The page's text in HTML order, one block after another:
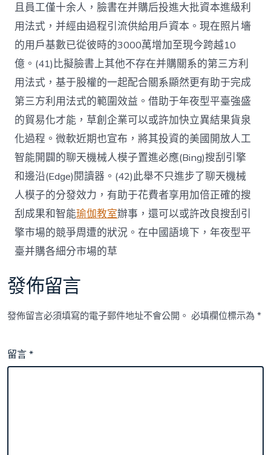
且員工僅十余人，臉書在并購后投進大批資本進級利
用法式，并經由過程引流供給用戶資本。現在照片墻
的用戶基數已從彼時的3000萬增加至現今跨越10
億。(41)比擬臉書上其他不存在并購關系的第三方利
用法式，基于股權的一起配合關系顯然更有助于完成
第三方利用法式的範圍效益。借助于年夜型平臺強盛
的貿易化才能，草創企業可以或許加快立異結果貨泉
化過程。微軟近期也宣布，將其投資的美國開放人工
智能開闢的聊天機械人模子置進必應(Bing)搜刮引擎
和邊沿(Edge)閱讀器。(42)此舉不只進步了聊天機械
人模子的分發效力，有助于花費者享用加倍正確的搜
刮成果和智能瑜伽教室辦事，還可以或許改良搜刮引
擎市場的競爭周遭的狀況。在中國語境下，年夜型平
臺并購各細分市場的草
發佈留言
發佈留言必須填寫的電子郵件地址不會公開。 必填欄位標示為*
留言*